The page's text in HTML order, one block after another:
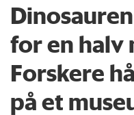
for en halv
Forskere
på et